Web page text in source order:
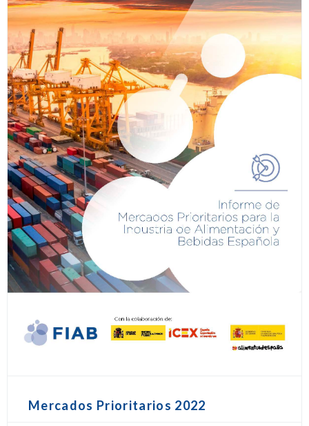
Mercados Prioritarios 2022